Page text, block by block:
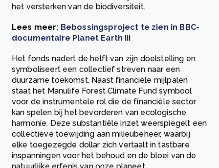
het versterken van de biodiversiteit.
Lees meer: Bebossingsproject te zien in BBC-
documentaire Planet Earth III
Het fonds nadert de helft van zijn doelstelling en
symboliseert een collectief streven naar een
duurzame toekomst. Naast financiële mijlpalen
staat het Manulife Forest Climate Fund symbool
voor de instrumentele rol die de financiële sector
kan spelen bij het bevorderen van ecologische
harmonie. Deze substantiële inzet weerspiegelt een
collectieve toewijding aan milieubeheer, waarbij
elke toegezegde dollar zich vertaalt in tastbare
inspanningen voor het behoud en de bloei van de